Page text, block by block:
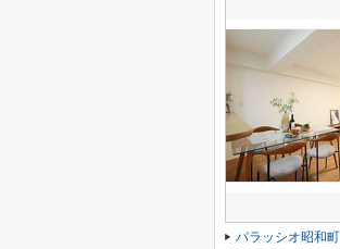
パラッシオ昭和町